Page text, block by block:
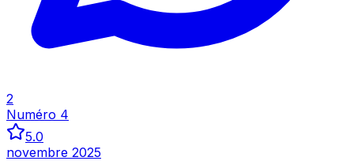
Inspecter
2
Numéro 4
5.0
novembre 2025